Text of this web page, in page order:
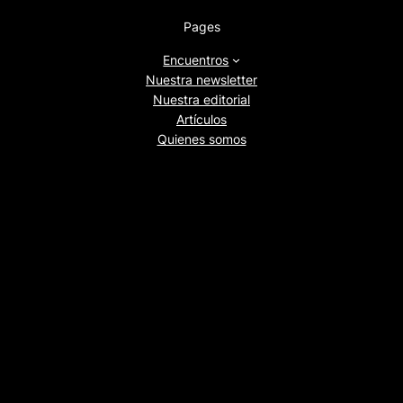
Pages
Encuentros
Nuestra newsletter
Nuestra editorial
Artículos
Quienes somos